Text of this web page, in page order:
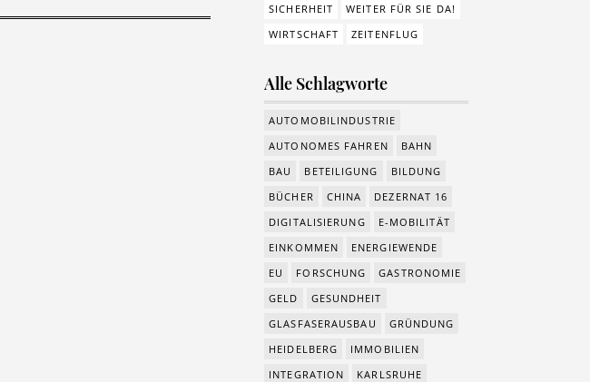
SICHERHEIT
WEITER FÜR SIE DA!
WIRTSCHAFT
ZEITENFLUG
Alle Schlagworte
AUTOMOBILINDUSTRIE
AUTONOMES FAHREN
BAHN
BAU
BETEILIGUNG
BILDUNG
BÜCHER
CHINA
DEZERNAT 16
DIGITALISIERUNG
E-MOBILITÄT
EINKOMMEN
ENERGIEWENDE
EU
FORSCHUNG
GASTRONOMIE
GELD
GESUNDHEIT
GLASFASERAUSBAU
GRÜNDUNG
HEIDELBERG
IMMOBILIEN
INTEGRATION
KARLSRUHE